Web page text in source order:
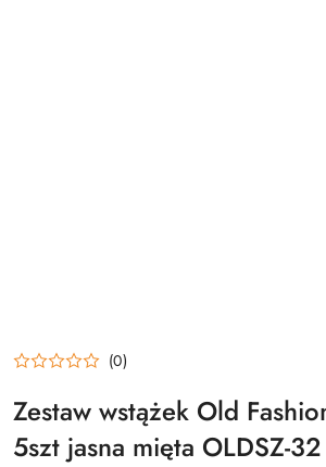
(0)
Zestaw wstążek Old
5szt jasna mięta OLDSZ-32